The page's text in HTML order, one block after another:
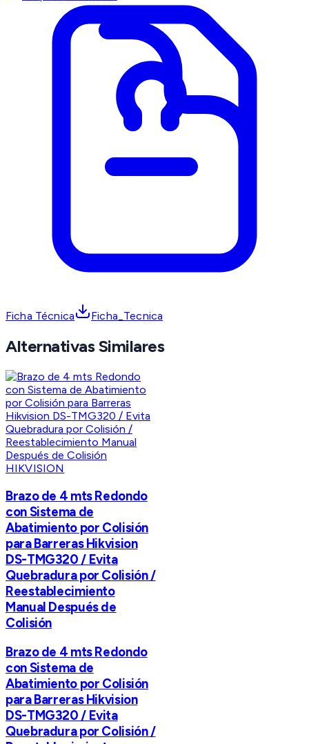
Ficha Técnica Ficha_Tecnica
Alternativas Similares
HIKVISION
Brazo de 4 mts Redondo
con Sistema de
Abatimiento por Colisión
para Barreras Hikvision
DS-TMG320 / Evita
Quebradura por Colisión /
Reestablecimiento
Manual Después de
Colisión
Brazo de 4 mts Redondo
con Sistema de
Abatimiento por Colisión
para Barreras Hikvision
DS-TMG320 / Evita
Quebradura por Colisión /